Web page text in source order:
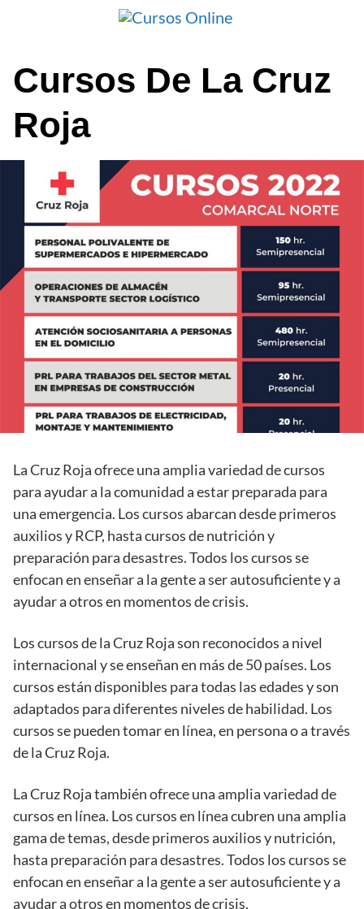
Cursos De La Cruz
Roja
La Cruz Roja ofrece una amplia variedad de cursos
para ayudar a la comunidad a estar preparada para
una emergencia. Los cursos abarcan desde primeros
auxilios y RCP, hasta cursos de nutrición y
preparación para desastres. Todos los cursos se
enfocan en enseñar a la gente a ser autosuficiente y a
ayudar a otros en momentos de crisis.
Los cursos de la Cruz Roja son reconocidos a nivel
internacional y se enseñan en más de 50 países. Los
cursos están disponibles para todas las edades y son
adaptados para diferentes niveles de habilidad. Los
cursos se pueden tomar en línea, en persona o a través
de la Cruz Roja.
La Cruz Roja también ofrece una amplia variedad de
cursos en línea. Los cursos en línea cubren una amplia
gama de temas, desde primeros auxilios y nutrición,
hasta preparación para desastres. Todos los cursos se
enfocan en enseñar a la gente a ser autosuficiente y a
ayudar a otros en momentos de crisis.